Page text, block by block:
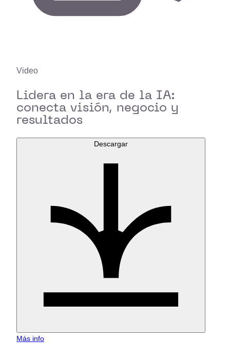
Video
Lidera en la era de la IA:
conecta visión, negocio y
resultados
Descargar
Más info